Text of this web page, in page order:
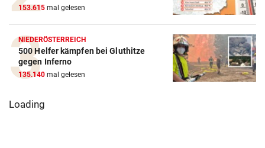
153.615 mal gelesen
NIEDERÖSTERREICH
500 Helfer kämpfen bei Gluthitze
gegen Inferno
135.140 mal gelesen